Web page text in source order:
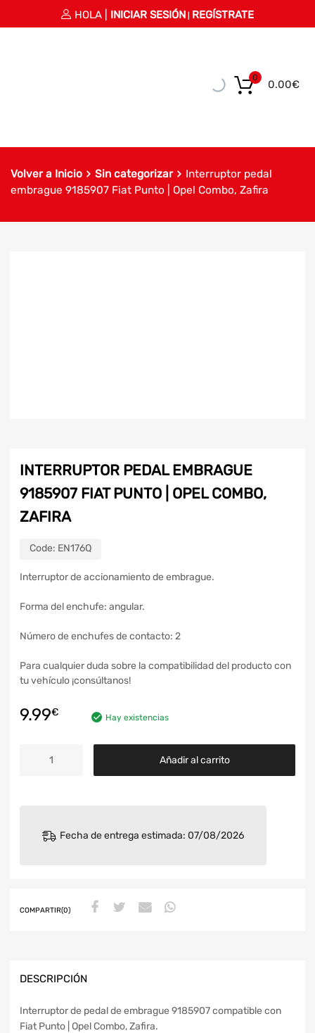
HOLA | INICIAR SESIÓN REGÍSTRATE
0.00€
0
Volver a Inicio Sin categorizar
Interruptor pedal
embrague 9185907 Fiat Punto | Opel Combo, Zafira
INTERRUPTOR PEDAL EMBRAGUE
9185907 FIAT PUNTO | OPEL COMBO,
ZAFIRA
Code: EN176Q
Interruptor de accionamiento de embrague.
Forma del enchufe: angular.
Número de enchufes de contacto: 2
Para cualquier duda sobre la compatibilidad del producto con
tu vehículo ¡consúltanos!
9.99€ Hay existencias
Añadir al carrito
Fecha de entrega estimada: 07/08/2026
COMPARTIR(0)
DESCRIPCIÓN
Interruptor de pedal de embrague 9185907 compatible con
Fiat Punto | Opel Combo, Zafira.